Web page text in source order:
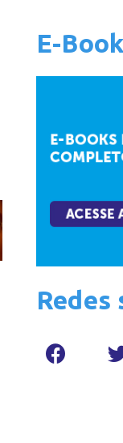
E-
Redes